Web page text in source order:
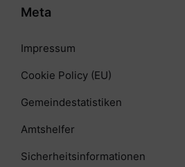
Meta
Impressum
Cookie Policy (EU)
Gemeindestatistiken
Amtshelfer
Sicherheitsinformationen